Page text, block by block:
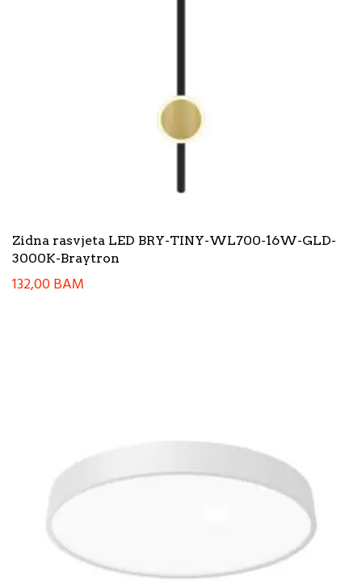
Zidna rasvjeta LED BRY-TINY-WL700-16W-GLD-
3000K-Braytron
132,00BAM